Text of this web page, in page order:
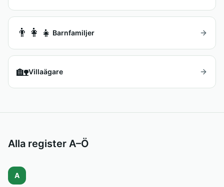
👨‍👩‍👧 Barnfamiljer
🏡Villaägare
Alla register A–Ö
A